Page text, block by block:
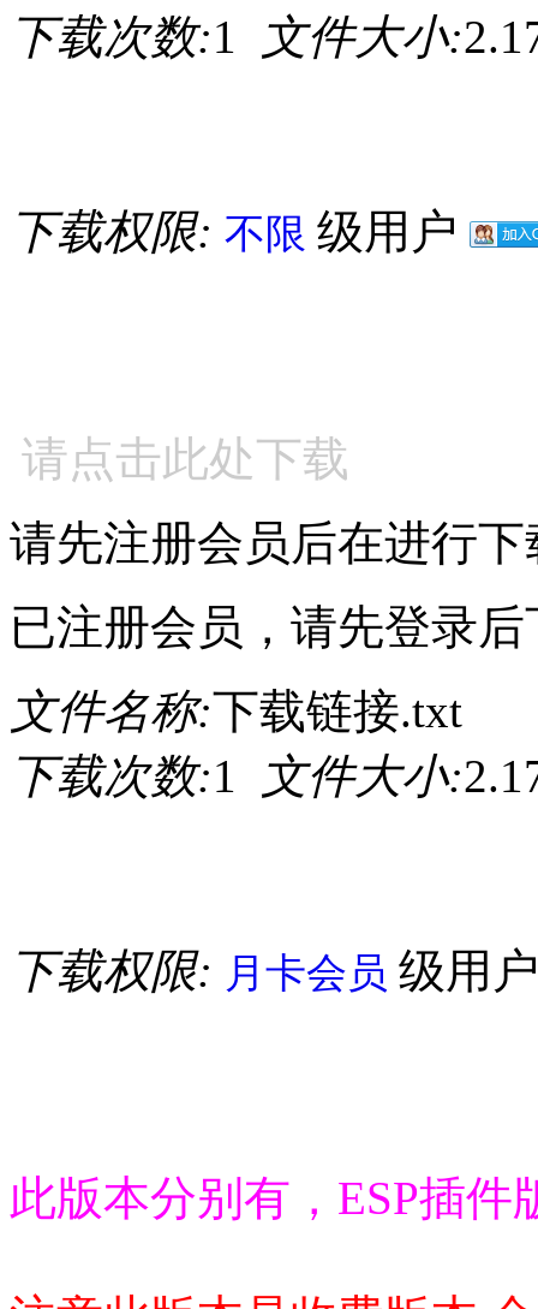
下载次数:1 文件大小:
下载权限: 不限 级用户
请点击此处下载
请先注册会员后在进行下
已注册会员，请先登录后
文件名称:下载链接.txt
下载次数:1 文件大小:
下载权限: 月卡会员 级用
此版本分别有，ESP插